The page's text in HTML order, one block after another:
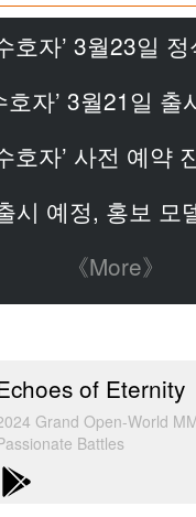
호자’ 3월23일
자’ 3월21일 출
호자’ 사전 예약
시 예정, 홍보 모
《More》
of Eternity
Grand Open-World
Battles